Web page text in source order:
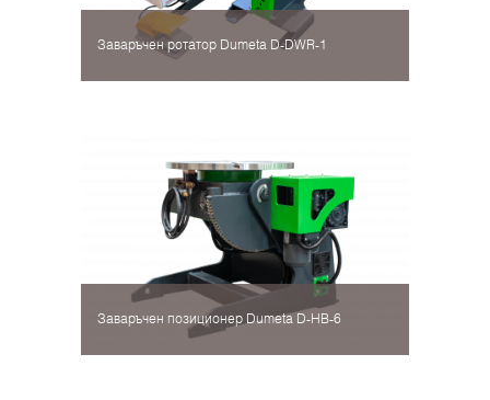
Заваръчен ротатор Dumeta D-DWR-1
Заваръчен позиционер Dumeta D-HB-6